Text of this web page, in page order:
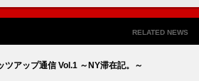
RELATED NEWS
ツアップ通信 Vol.1 ～NY滞在記。～